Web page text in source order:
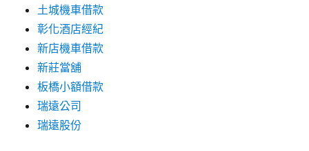
土城機車借款
彰化酒店經紀
新店機車借款
新莊當舖
板橋小額借款
瑞遠公司
瑞遠股份